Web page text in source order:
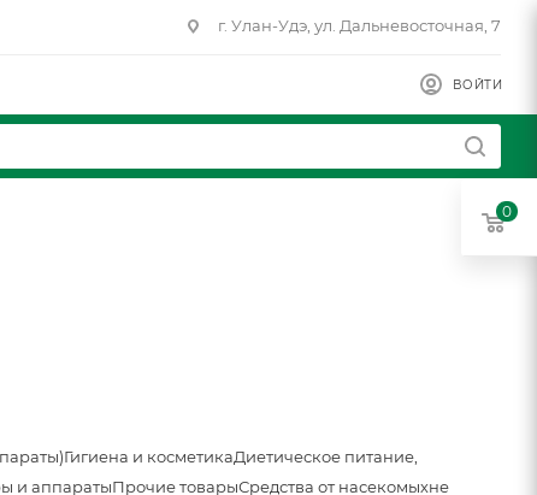
г. Улан-Удэ, ул. Дальневосточная, 7
ВОЙТИ
Гигиена и косметикаДиетическое питание,
и аппаратыПрочие товарыСредства от насекомыхне
0